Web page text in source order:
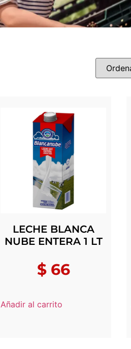
LECHE BLANCA
NUBE ENTERA 1 LT
$66
Añadir al carrito